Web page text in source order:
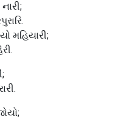
મહિયારી;